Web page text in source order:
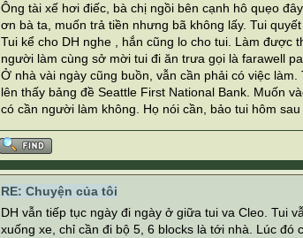
Ông tài xế hơi điếc, bà chị ngồi bên cạnh hô quẹo
ơn bà ta, muốn trả tiền nhưng bã không lấy. Tui
Tui kể cho DH nghe , hắn cũng lo cho tui. Làm được
người làm cùng sở mời tui đi ăn trưa gọi là farawell
Ở nhà vài ngày cũng buồn, vẫn cần phải có việc
lên thấy bảng đề Seattle First National Bank. Muốn
có cần người làm không. Họ nói cần, bảo tui hôm sau
RE: Chuyện của tôi
DH vẫn tiếp tục ngày đi ngày ở giữa tui va Cleo. Tui
xuống xe, chỉ cần đi bộ 5, 6 blocks là tới nhà. Lúc đó